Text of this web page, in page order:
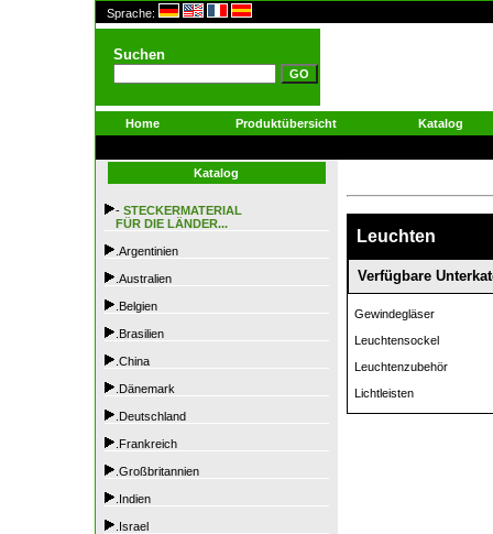
Sprache:
Suchen
Home Produktübersicht Katalog
Katalog
- STECKERMATERIAL
FÜR DIE LÄNDER...
.Argentinien
.Australien
.Belgien
.Brasilien
.China
.Dänemark
.Deutschland
.Frankreich
.Großbritannien
.Indien
.Israel
Leuchten
Verfügbare
Gewindegläser
Leuchtensockel
Leuchtenzubehör
Lichtleisten